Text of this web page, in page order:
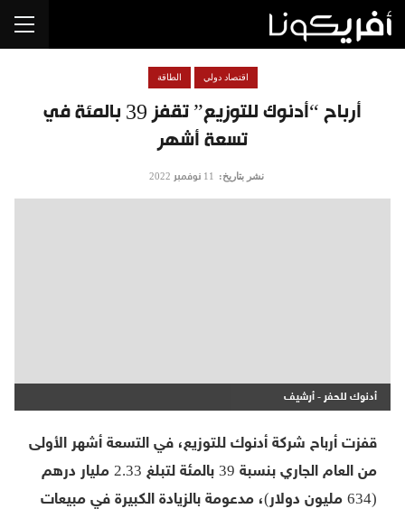
أرباح “أدنوك للتوزيع” تقفز 39 بالمئة في
تسعة أشهر
اقتصاد دولي الطاقة
نشر بتاريخ: 11 نوفمبر 2022
أدنوك للحفر - أرشيف
قفزت أرباح شركة أدنوك للتوزيع، في التسعة أشهر الأولى
من العام الجاري بنسبة 39 بالمئة لتبلغ 2.33 مليار درهم
(634 مليون دولار)، مدعومة بالزيادة الكبيرة في مبيعات